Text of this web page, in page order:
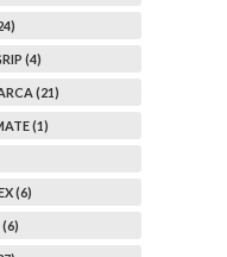
(4)
(21)
(1)
(6)
(6)